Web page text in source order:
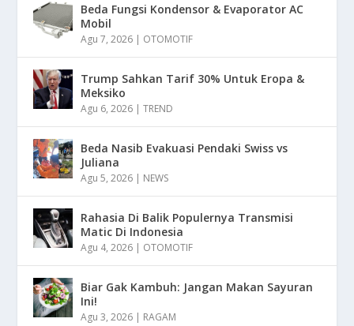
Beda Fungsi Kondensor & Evaporator AC
Mobil
Agu 7, 2026 | OTOMOTIF
Trump Sahkan Tarif 30% Untuk Eropa &
Meksiko
Agu 6, 2026 |TREND
Beda Nasib Evakuasi Pendaki Swiss vs
Juliana
Agu 5, 2026 | NEWS
Rahasia Di Balik Populernya Transmisi
Matic Di Indonesia
Agu 4, 2026 | OTOMOTIF
Biar Gak Kambuh: Jangan Makan Sayuran
Ini!
Agu 3, 2026 | RAGAM